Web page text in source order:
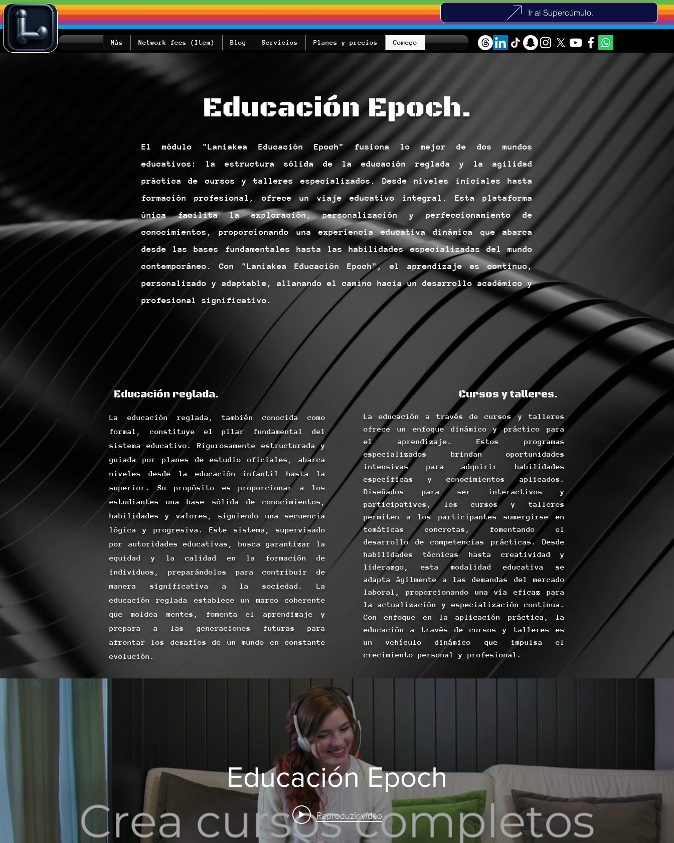
Ir al Supercúmulo.
Começo
Planes y precios
Servicios
Blog
Network fees (Item)
Más
Educación Epoch.
El módulo "Laniakea Educación Epoch" fusiona lo mejor de dos mundos
educativos: la estructura sólida de la educación reglada y la agilidad
práctica de cursos y talleres especializados. Desde niveles iniciales hasta
formación profesional, ofrece un viaje educativo integral. Esta plataforma
única facilita la exploración, personalización y perfeccionamiento de
conocimientos, proporcionando una experiencia educativa dinámica que abarca
desde las bases fundamentales hasta las habilidades especializadas del mundo
contemporáneo. Con "Laniakea Educación Epoch", el aprendizaje es continuo,
personalizado y adaptable, allanando el camino hacia un desarrollo académico y
profesional significativo.
Educación reglada.
La educación reglada, también conocida como
formal, constituye el pilar fundamental del
sistema educativo. Rigurosamente estructurada y
guiada por planes de estudio oficiales, abarca
niveles desde la educación infantil hasta la
superior. Su propósito es proporcionar a los
estudiantes una base sólida de conocimientos,
habilidades y valores, siguiendo una secuencia
lógica y progresiva. Este sistema, supervisado
por autoridades educativas, busca garantizar la
equidad y la calidad en la formación de
individuos, preparándolos para contribuir de
manera significativa a la sociedad. La
educación reglada establece un marco coherente
que moldea mentes, fomenta el aprendizaje y
prepara a las generaciones futuras para
afrontar los desafíos de un mundo en constante
evolución.
Cursos y talleres.
La educación a través de cursos y talleres
ofrece un enfoque dinámico y práctico para
el aprendizaje. Estos programas
especializados brindan oportunidades
intensivas para adquirir habilidades
específicas y conocimientos aplicados.
Diseñados para ser interactivos y
participativos, los cursos y talleres
permiten a los participantes sumergirse en
temáticas concretas, fomentando el
desarrollo de competencias prácticas. Desde
habilidades técnicas hasta creatividad y
liderazgo, esta modalidad educativa se
adapta ágilmente a las demandas del mercado
laboral, proporcionando una vía eficaz para
la actualización y especialización continua.
Con enfoque en la aplicación práctica, la
educación a través de cursos y talleres es
un vehículo dinámico que impulsa el
crecimiento personal y profesional.
Educación Epoch
Reproduzir vídeo